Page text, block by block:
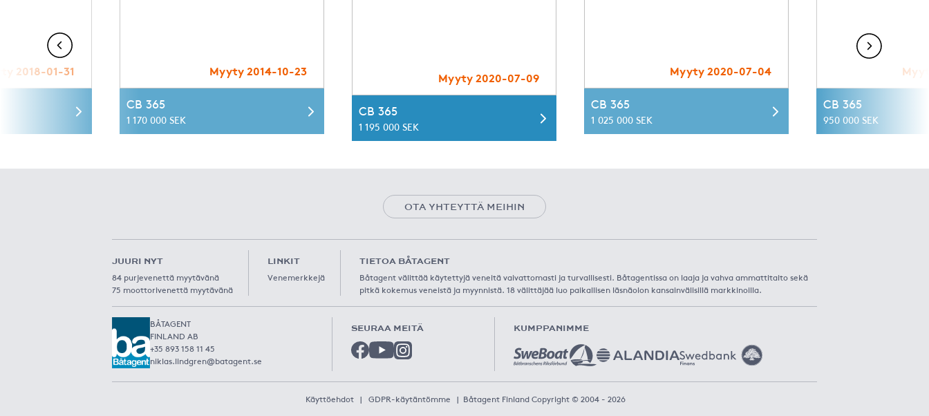
2018-01-31 Myyty 2014-10-23
CB 365
1 170 000 SEK
Myyty 2020-07-09
CB 365
1 195 000 SEK
Myyty 2020-07-04
CB 365
1 025 000 SEK
CB 365
950 000 SEK
OTA YHTEYTTÄ MEIHIN
JUURI NYT
84 purjevenettä myytävänä
75 moottorivenettä myytävänä
LINKIT
Venemerkkejä
TIETOA BÅTAGENT
Båtagent välittää käytettyjä veneitä vaivattomasti ja turvallisesti. Båtagentissa on laaja ja vahva ammattitaito sekä
pitkä kokemus veneistä ja myynnistä. 18 välittäjää luo paikallisen läsnäolon kansainvälisillä markkinoilla.
BÅTAGENT
FINLAND AB
+35 893 158 11 45
niklas.lindgren@batagent.se
SEURAA MEITÄ KUMPPANIMME
Käyttöehdot | GDPR-käytäntömme | Båtagent Finland Copyright © 2004 - 2026